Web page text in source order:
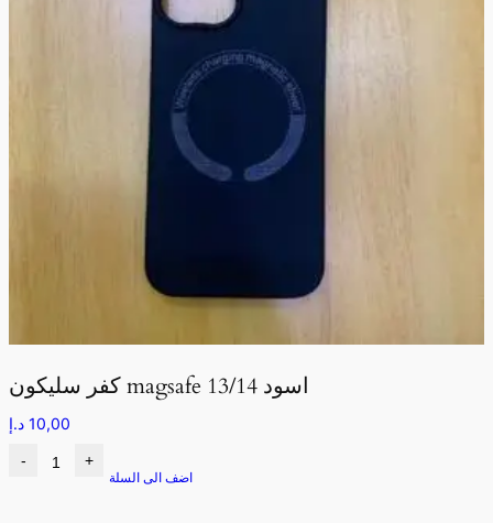
كفر سليكون magsafe اسود 13/14
10,00 د.إ
- +
اضف الى السلة